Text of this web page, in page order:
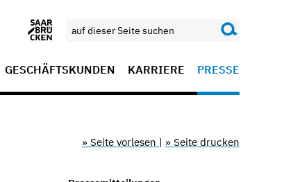
GESCHÄFTSKUNDEN KARRIERE PRESSE
» Seite vorlesen | » Seite drucken